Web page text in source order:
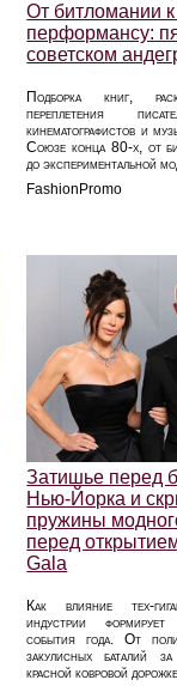
От битломании
перформансу:
советском
Подборка книг,
переплетения
кинематографистов и
Союзе конца 80‑х, от
до экспериментальной
FashionPromo
Затишье перед
Нью-Йорка и
пружины
перед
Gala
Как влияние тех-
индустрии формирует
события года. От
закулисных баталий
красной ковровой дорожке.